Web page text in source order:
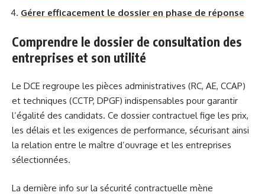
Gérer efficacement le dossier en phase de réponse
Comprendre le dossier de consultation des
entreprises et son utilité
Le DCE regroupe les pièces administratives (RC, AE, CCAP)
et techniques (CCTP, DPGF) indispensables pour garantir
l’égalité des candidats. Ce dossier contractuel fige les prix,
les délais et les exigences de performance, sécurisant ainsi
la relation entre le maître d’ouvrage et les entreprises
sélectionnées.
La dernière info sur la sécurité contractuelle mène